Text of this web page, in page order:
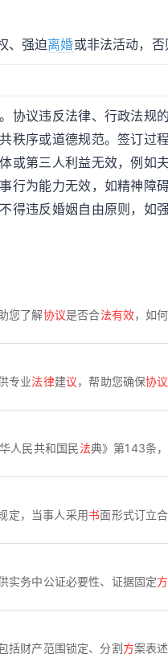
、强迫离婚或非法活动，否
协议违反法律、行政法规
秩序或道德规范。签订过
或第三人利益无效，例如
为能力无效，如精神障碍
得违反婚姻自由原则，如
您了解协议是否合法有效，如
专业法律建议，帮助您确保协议
人民共和国民法典》第143条
定，当事人采用书面形式订立
实务中公证必要性、证据固定
括财产范围锁定、分割 方案表